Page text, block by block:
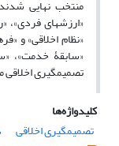
منتخب نهایی
«ارزش‏های فردی»،
«نظام اخلاقی» و
«سابقۀ خدمت»،
تصمیم‏‏‏گیری اخلاقی
کلیدواژه‌ها
تصمیم‏‏گیری اخلاقی